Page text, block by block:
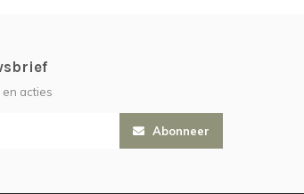
acties
Abonneer